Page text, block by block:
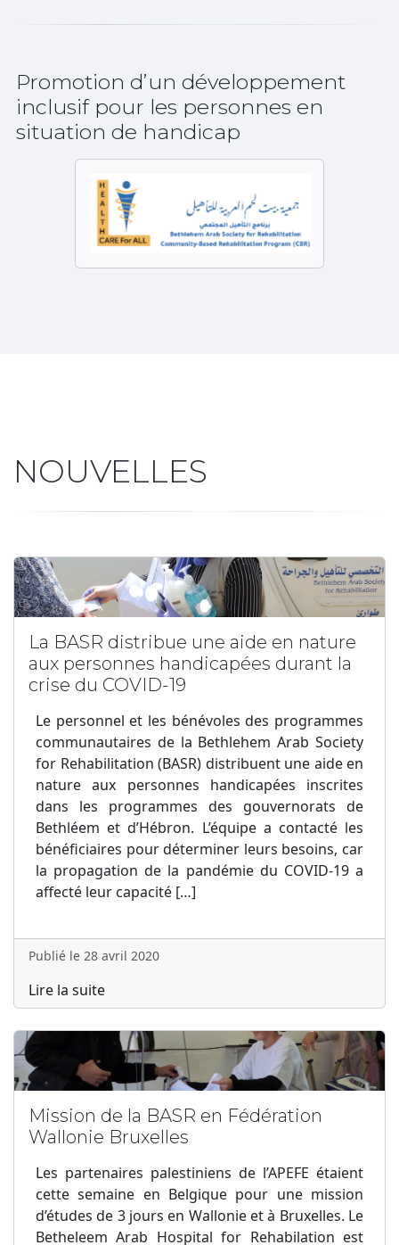
Promotion d’un développement
inclusif pour les personnes en
situation de handicap
NOUVELLES
La BASR distribue une aide en nature
aux personnes handicapées durant la
crise du COVID-19
Le personnel et les bénévoles des programmes
communautaires de la Bethlehem Arab Society
for Rehabilitation (BASR) distribuent une aide en
nature aux personnes handicapées inscrites
dans les programmes des gouvernorats de
Bethléem et d’Hébron. L’équipe a contacté les
bénéficiaires pour déterminer leurs besoins, car
la propagation de la pandémie du COVID-19 a
affecté leur capacité […]
Publié le 28 avril 2020
Lire la suite
Mission de la BASR en Fédération
Wallonie Bruxelles
Les partenaires palestiniens de l’APEFE étaient
cette semaine en Belgique pour une mission
d’études de 3 jours en Wallonie et à Bruxelles. Le
Betheleem Arab Hospital for Rehabilation est